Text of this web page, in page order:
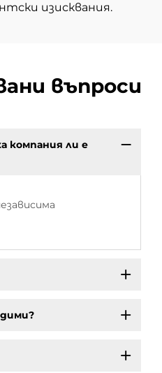
изисквания.
въпроси
компания ли е